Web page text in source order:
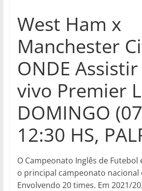
West Ham x
Manchester
ONDE
vivo Premier
DOMINGO
12:30 HS,
O Campeonato Inglês de Futebol
o principal campeonato nacional
Envolvendo 20 times. Em 2021/